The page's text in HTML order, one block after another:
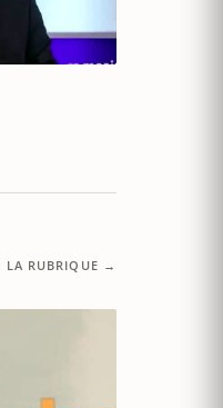
LA RUBRIQUE →